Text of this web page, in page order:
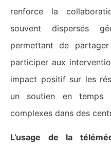
renforce la
souvent dispersés
permettant de
participer aux
impact positif sur les
un soutien en temps
complexes dans des
L’usage de la